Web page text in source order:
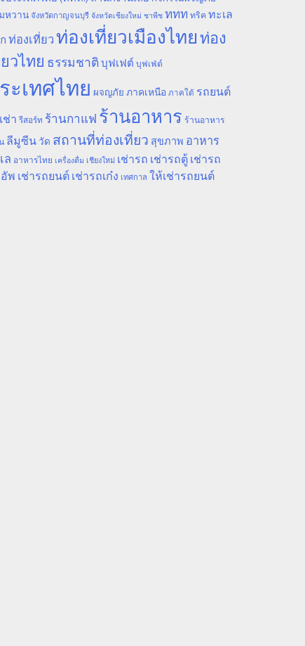
หวาน จังหวัดกาญจนบุรี จังหวัดเชียงใหม่ ชาพีช ททท ทริค ทะเล
ท่องเที่ยวท่องเที่ยวเมืองไทยท่อง
วไทย ธรรมชาติ บุฟเฟต์ บุฟเฟ่ต์
ะเทศไทย ผจญภัย ภาคเหนือ ภาคใต้ รถยนต์
ช่า รีสอร์ท ร้านกาแฟ ร้านอาหาร ร้านอาหาร
ลีมูซีน วัด สถานที่ท่องเที่ยว สุขภาพ อาหาร
ล อาหารไทย เครื่องดื่ม เชียงใหม่ เช่ารถ เช่ารถตู้ เช่ารถ
พ เช่ารถยนต์ เช่ารถเก๋ง เทศกาล ให้เช่ารถยนต์